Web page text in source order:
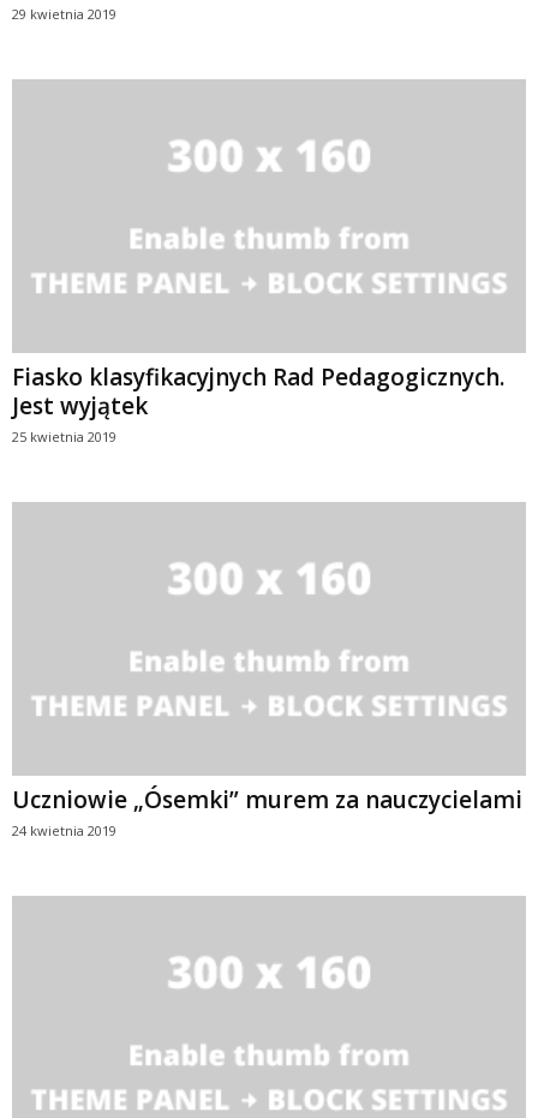
29 kwietnia 2019
Fiasko klasyfikacyjnych Rad Pedagogicznych.
Jest wyjątek
25 kwietnia 2019
Uczniowie „Ósemki” murem za nauczycielami
24 kwietnia 2019